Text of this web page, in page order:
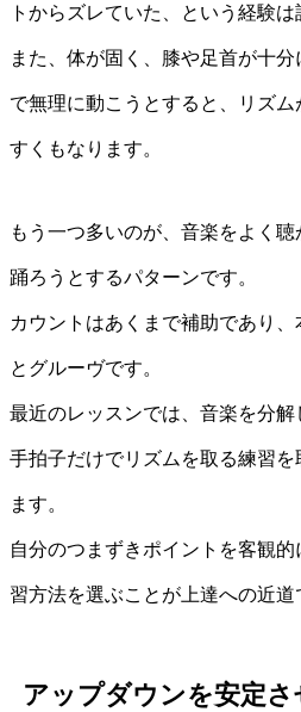
トからズレていた、という経験は
また、体が固く、膝や足首が十
で無理に動こうとすると、リズ
すくもなります。
もう一つ多いのが、音楽をよく
踊ろうとするパターンです。
カウントはあくまで補助であり
とグルーヴです。
最近のレッスンでは、音楽を分解
手拍子だけでリズムを取る練習
ます。
自分のつまずきポイントを客観
習方法を選ぶことが上達への近道
アップダウンを安定